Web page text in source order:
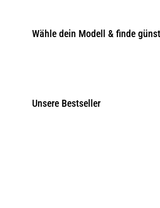
Wähle dein Modell & finde
Unsere Bestseller